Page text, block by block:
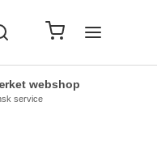
webshop
service